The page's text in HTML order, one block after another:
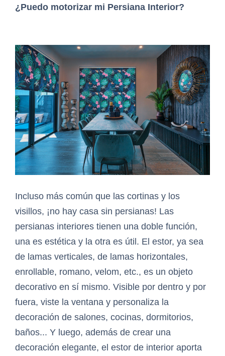
¿Puedo motorizar mi Persiana Interior?
Incluso más común que las cortinas y los
visillos, ¡no hay casa sin persianas! Las
persianas interiores tienen una doble función,
una es estética y la otra es útil. El estor, ya sea
de lamas verticales, de lamas horizontales,
enrollable, romano, velom, etc., es un objeto
decorativo en sí mismo. Visible por dentro y por
fuera, viste la ventana y personaliza la
decoración de salones, cocinas, dormitorios,
baños... Y luego, además de crear una
decoración elegante, el estor de interior aporta